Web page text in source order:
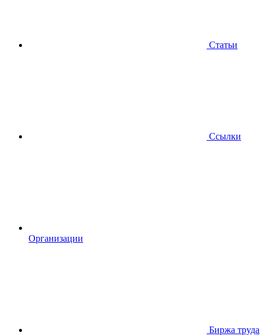
Статьи
Ссылки
Организации
Биржа труда